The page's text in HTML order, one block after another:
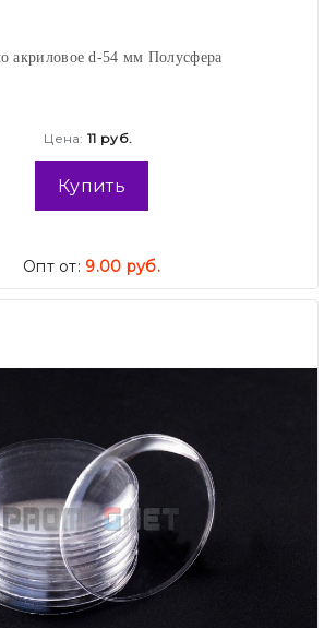
акриловое d-54 мм Полусфера
Цена: 11 руб.
Купить
Опт от: 9.00 руб.